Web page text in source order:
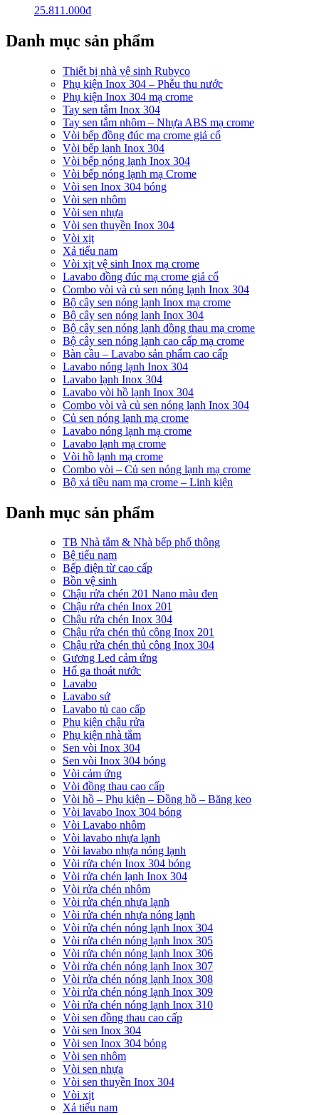
25.811.000₫
Danh mục sản phẩm
Thiết bị nhà vệ sinh Rubyco
Phụ kiện Inox 304 – Phễu thu nước
Phụ kiện Inox 304 mạ crome
Tay sen tắm Inox 304
Tay sen tắm nhôm – Nhựa ABS mạ crome
Vòi bếp đồng đúc mạ crome giả cổ
Vòi bếp lạnh Inox 304
Vòi bếp nóng lạnh Inox 304
Vòi bếp nóng lạnh mạ Crome
Vòi sen Inox 304 bóng
Vòi sen nhôm
Vòi sen nhựa
Vòi sen thuyền Inox 304
Vòi xịt
Xả tiểu nam
Vòi xịt vệ sinh Inox mạ crome
Lavabo đồng đúc mạ crome giả cổ
Combo vòi và củ sen nóng lạnh Inox 304
Bộ cây sen nóng lạnh Inox mạ crome
Bộ cây sen nóng lạnh Inox 304
Bộ cây sen nóng lạnh đồng thau mạ crome
Bộ cây sen nóng lạnh cao cấp mạ crome
Bàn cầu – Lavabo sản phẩm cao cấp
Lavabo nóng lạnh Inox 304
Lavabo lạnh Inox 304
Lavabo vòi hồ lạnh Inox 304
Combo vòi và củ sen nóng lạnh Inox 304
Củ sen nóng lạnh mạ crome
Lavabo nóng lạnh mạ crome
Lavabo lạnh mạ crome
Vòi hồ lạnh mạ crome
Combo vòi – Củ sen nóng lạnh mạ crome
Bộ xả tiều nam mạ crome – Linh kiện
Danh mục sản phẩm
TB Nhà tắm & Nhà bếp phổ thông
Bệ tiểu nam
Bếp điện từ cao cấp
Bồn vệ sinh
Chậu rửa chén 201 Nano màu đen
Chậu rửa chén Inox 201
Chậu rửa chén Inox 304
Chậu rửa chén thủ công Inox 201
Chậu rửa chén thủ công Inox 304
Gương Led cảm ứng
Hố ga thoát nước
Lavabo
Lavabo sứ
Lavabo tủ cao cấp
Phụ kiện chậu rửa
Phụ kiện nhà tắm
Sen vòi Inox 304
Sen vòi Inox 304 bóng
Vòi cảm ứng
Vòi đồng thau cao cấp
Vòi hồ – Phụ kiện – Đồng hồ – Băng keo
Vòi lavabo Inox 304 bóng
Vòi Lavabo nhôm
Vòi lavabo nhựa lạnh
Vòi lavabo nhựa nóng lạnh
Vòi rửa chén Inox 304 bóng
Vòi rửa chén lạnh Inox 304
Vòi rửa chén nhôm
Vòi rửa chén nhựa lạnh
Vòi rửa chén nhựa nóng lạnh
Vòi rửa chén nóng lạnh Inox 304
Vòi rửa chén nóng lạnh Inox 305
Vòi rửa chén nóng lạnh Inox 306
Vòi rửa chén nóng lạnh Inox 307
Vòi rửa chén nóng lạnh Inox 308
Vòi rửa chén nóng lạnh Inox 309
Vòi rửa chén nóng lạnh Inox 310
Vòi sen đồng thau cao cấp
Vòi sen Inox 304
Vòi sen Inox 304 bóng
Vòi sen nhôm
Vòi sen nhựa
Vòi sen thuyền Inox 304
Vòi xịt
Xả tiểu nam